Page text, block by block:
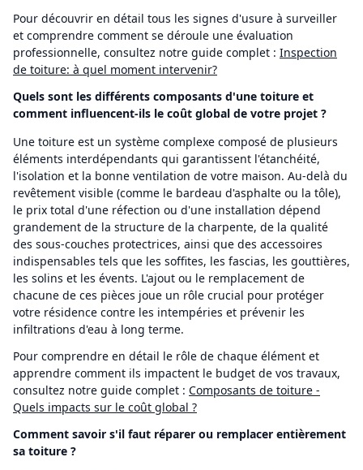
Pour découvrir en détail tous les signes d'usure à surveiller
et comprendre comment se déroule une évaluation
professionnelle, consultez notre guide complet : Inspection
de toiture: à quel moment intervenir?
Quels sont les différents composants d'une toiture et
comment influencent-ils le coût global de votre projet ?
Une toiture est un système complexe composé de plusieurs
éléments interdépendants qui garantissent l'étanchéité,
l'isolation et la bonne ventilation de votre maison. Au-delà du
revêtement visible (comme le bardeau d'asphalte ou la tôle),
le prix total d'une réfection ou d'une installation dépend
grandement de la structure de la charpente, de la qualité
des sous-couches protectrices, ainsi que des accessoires
indispensables tels que les soffites, les fascias, les gouttières,
les solins et les évents. L'ajout ou le remplacement de
chacune de ces pièces joue un rôle crucial pour protéger
votre résidence contre les intempéries et prévenir les
infiltrations d'eau à long terme.
Pour comprendre en détail le rôle de chaque élément et
apprendre comment ils impactent le budget de vos travaux,
consultez notre guide complet : Composants de toiture -
Quels impacts sur le coût global ?
Comment savoir s'il faut réparer ou remplacer entièrement
sa toiture ?